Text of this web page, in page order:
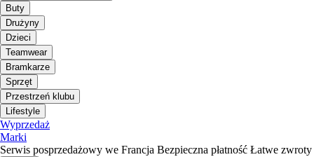
Buty
Drużyny
Dzieci
Teamwear
Bramkarze
Sprzęt
Przestrzeń klubu
Lifestyle
Wyprzedaż
Marki
Serwis posprzedażowy we Francja Bezpieczna płatność Łatwe zwroty